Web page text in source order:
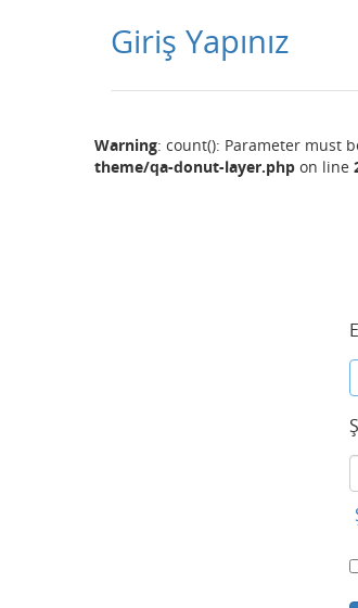
Giriş Yapınız
Warning: count(): Parameter must
theme/qa-donut-layer.php on line